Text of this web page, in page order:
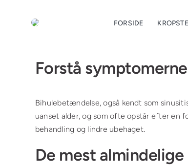
FORSIDE
større
billede
Forstå
Bihulebetændelse, også kendt som
uanset alder, og som ofte opstår efter en
behandling og lindre ubehaget.
De mest